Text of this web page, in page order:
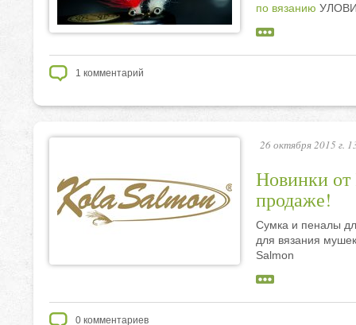
по вязанию
1 комментарий
26 октября 2015 г.
Новинки
продаже!
Сумка и пеналы
для вязания
Salmon
0 комментариев